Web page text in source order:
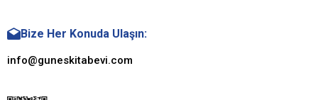
Bize Her Konuda Ulaşın:
info@guneskitabevi.com